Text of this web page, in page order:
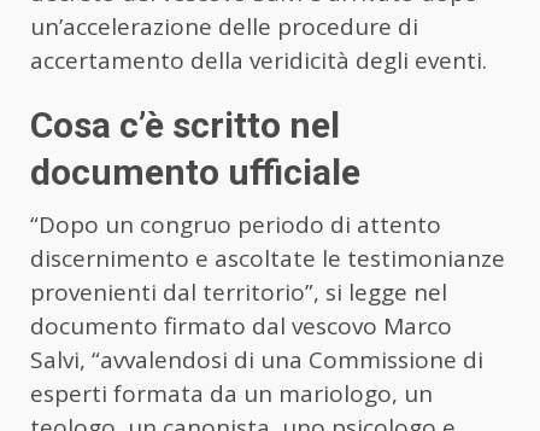
un’accelerazione delle procedure di
accertamento della veridicità degli eventi.
Cosa c’è scritto nel
documento ufficiale
“Dopo un congruo periodo di attento
discernimento e ascoltate le testimonianze
provenienti dal territorio”, si legge nel
documento firmato dal vescovo Marco
Salvi, “avvalendosi di una Commissione di
esperti formata da un mariologo, un